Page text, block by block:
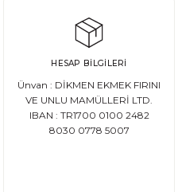
Ata Tohum Nedir?
Ata tohum, tarımda kullanılan
HESAP BİLGİLERİ
Ünvan : DİKMEN EKMEK FIRINI
VE UNLU MAMÜLLERİ LTD.
IBAN : TR1700 0100 2482
8030 0778 5007